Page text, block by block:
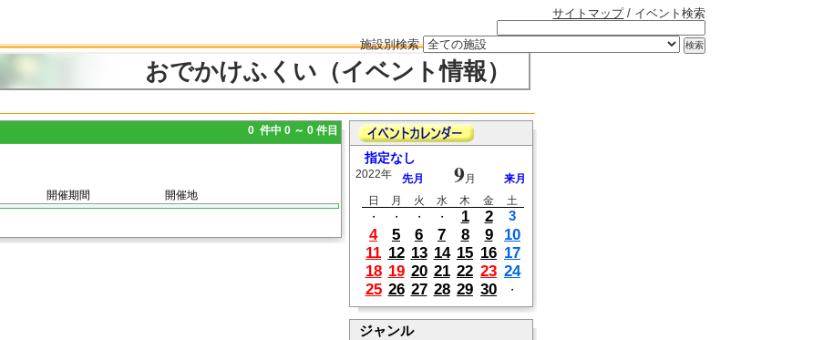
サイトマップ/ イベント検索
施設別検索
おでかけふくい（イベント情報）
0 件中 0 ～ 0 件目
開催期間 開催地
指定なし
2022年 先月 9月
来月
日
月 火 水 木 金
土
・
・ ・ ・ 1 2 3
4 5 6 7 8 9
10
11 12 13 14 15 16 17
18 19 20 21 22 23 24
25 26 27 28 29 30 ・
ジャンル